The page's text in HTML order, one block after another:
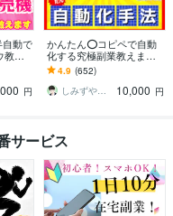
自動で
え
可
代
！
円
かんたん⭕️コピペで自動
化する究極副業教えます
超ずるい⚠️スキル経験ゼ
ロでもできる新世代の手
法【超入門編】
4.9 (652)
しみずや＠自動化月収100万円
10,000 円
サービス